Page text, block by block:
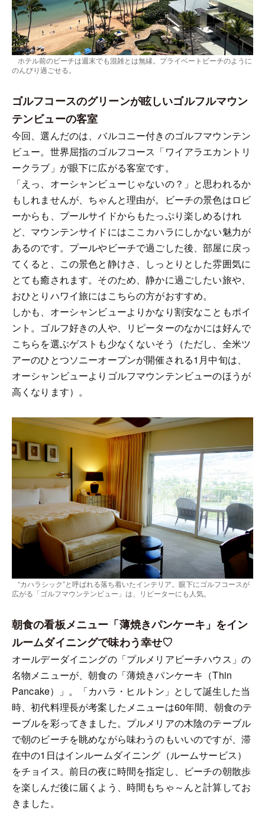
ホテル前のビーチは週末でも混雑とは無縁。プライベートビーチのように
のんびり過ごせる。
ゴルフコースのグリーンが眩しいゴルフルマウン
テンビューの客室
今回、選んだのは、バルコニー付きのゴルフマウンテン
ビュー。世界屈指のゴルフコース「ワイアラエカントリ
ークラブ」が眼下に広がる客室です。
「えっ、オーシャンビューじゃないの？」と思われるか
もしれませんが、ちゃんと理由が。ビーチの景色はロビ
ーからも、プールサイドからもたっぷり楽しめるけれ
ど、マウンテンサイドにはここカハラにしかない魅力が
あるのです。プールやビーチで過ごした後、部屋に戻っ
てくると、この景色と静けさ、しっとりとした雰囲気に
とても癒されます。そのため、静かに過ごしたい旅や、
おひとりハワイ旅にはこちらの方がおすすめ。
しかも、オーシャンビューよりかなり割安なこともポイ
ント。ゴルフ好きの人や、リピーターのなかには好んで
こちらを選ぶゲストも少なくないそう（ただし、全米ツ
アーのひとつソニーオープンが開催される1月中旬は、
オーシャンビューよりゴルフマウンテンビューのほうが
高くなります）。
“カハラシック”と呼ばれる落ち着いたインテリア。眼下にゴルフコースが
広がる「ゴルフマウンテンビュー」は、リピーターにも人気。
朝食の看板メニュー「薄焼きパンケーキ」をイン
ルームダイニングで味わう幸せ♡
オールデーダイニングの「プルメリアビーチハウス」の
名物メニューが、朝食の「薄焼きパンケーキ（Thin
Pancake）」。「カハラ・ヒルトン」として誕生した当
時、初代料理長が考案したメニューは60年間、朝食のテ
ーブルを彩ってきました。プルメリアの木陰のテーブル
で朝のビーチを眺めながら味わうのもいいのですが、滞
在中の1日はインルームダイニング（ルームサービス）
をチョイス。前日の夜に時間を指定し、ビーチの朝散歩
を楽しんだ後に届くよう、時間もちゃ～んと計算してお
きました。